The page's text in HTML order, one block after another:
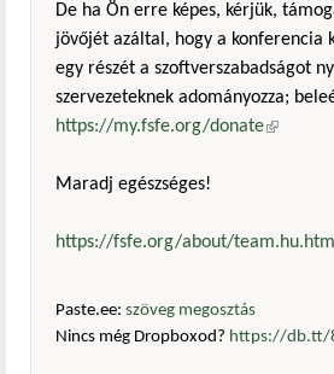
De ha Ön erre képes, kérjük,
jövőjét azáltal, hogy a konferencia
egy részét a szoftverszabadságot
szervezeteknek adományozza;
https://my.fsfe.org/donate(külső
Maradj egészséges!
https://fsfe.org/about/team.hu.html
Paste.ee: szöveg megosztás
Nincs még Dropboxod? https://db.tt/